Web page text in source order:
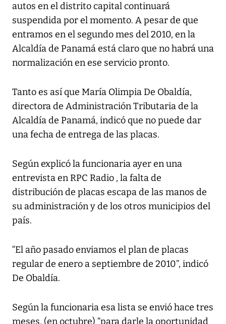
autos en el distrito capital continuará
suspendida por el momento. A pesar de que
entramos en el segundo mes del 2010, en la
Alcaldía de Panamá está claro que no habrá una
normalización en ese servicio pronto.
Tanto es así que María Olimpia De Obaldía,
directora de Administración Tributaria de la
Alcaldía de Panamá, indicó que no puede dar
una fecha de entrega de las placas.
Según explicó la funcionaria ayer en una
entrevista en RPC Radio , la falta de
distribución de placas escapa de las manos de
su administración y de los otros municipios del
país.
“El año pasado enviamos el plan de placas
regular de enero a septiembre de 2010”, indicó
De Obaldía.
Según la funcionaria esa lista se envió hace tres
meses, (en octubre) “para darle la oportunidad